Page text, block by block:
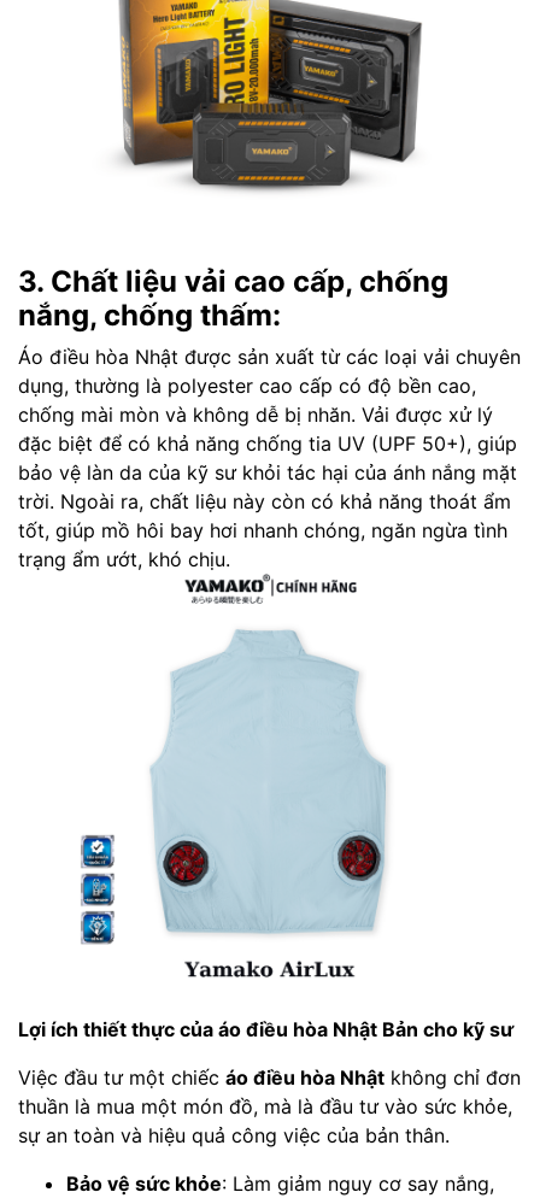
3. Chất liệu vải cao cấp, chống
nắng, chống thấm:
Áo điều hòa Nhật được sản xuất từ các loại vải chuyên
dụng, thường là polyester cao cấp có độ bền cao,
chống mài mòn và không dễ bị nhăn. Vải được xử lý
đặc biệt để có khả năng chống tia UV (UPF 50+), giúp
bảo vệ làn da của kỹ sư khỏi tác hại của ánh nắng mặt
trời. Ngoài ra, chất liệu này còn có khả năng thoát ẩm
tốt, giúp mồ hôi bay hơi nhanh chóng, ngăn ngừa tình
trạng ẩm ướt, khó chịu.
Lợi ích thiết thực của áo điều hòa Nhật Bản cho kỹ sư
Việc đầu tư một chiếc áo điều hòa Nhật không chỉ đơn
thuần là mua một món đồ, mà là đầu tư vào sức khỏe,
sự an toàn và hiệu quả công việc của bản thân.
Bảo vệ sức khỏe: Làm giảm nguy cơ say nắng,